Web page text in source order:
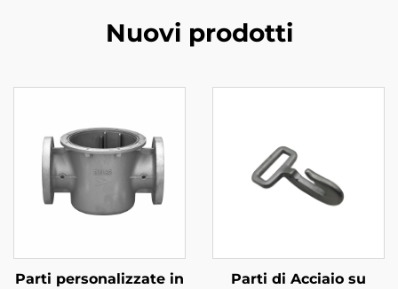
Nuovi prodotti
Parti personalizzate in
Parti di Acciaio su